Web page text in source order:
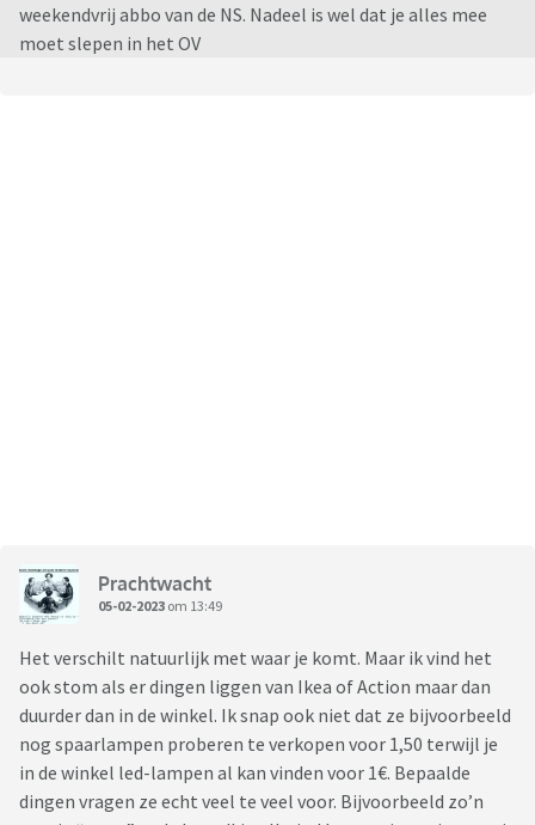
weekendvrij abbo van de NS. Nadeel is wel dat je alles mee
moet slepen in het OV
Prachtwacht
05-02-2023 om 13:49
Het verschilt natuurlijk met waar je komt. Maar ik vind het
ook stom als er dingen liggen van Ikea of Action maar dan
duurder dan in de winkel. Ik snap ook niet dat ze bijvoorbeeld
nog spaarlampen proberen te verkopen voor 1,50 terwijl je
in de winkel led-lampen al kan vinden voor 1€. Bepaalde
dingen vragen ze echt veel te veel voor. Bijvoorbeeld zo’n